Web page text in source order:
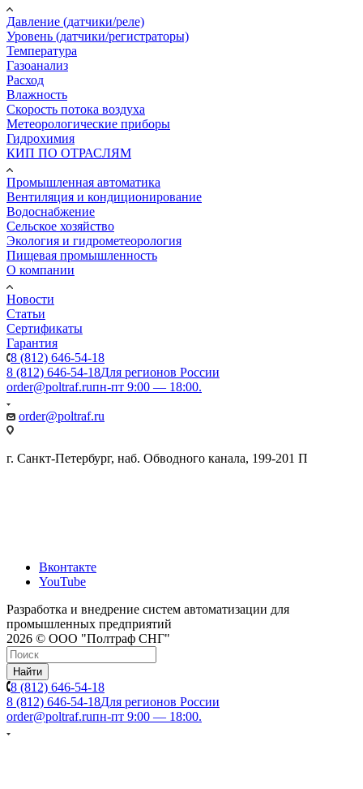
Давление (датчики/реле)
Уровень (датчики/регистраторы)
Температура
Газоанализ
Расход
Влажность
Скорость потока воздуха
Метеорологические приборы
Гидрохимия
КИП ПО ОТРАСЛЯМ
Промышленная автоматика
Вентиляция и кондиционирование
Водоснабжение
Сельское хозяйство
Экология и гидрометеорология
Пищевая промышленность
О компании
Новости
Статьи
Сертификаты
Гарантия
8 (812) 646-54-18
8 (812) 646-54-18Для регионов России
order@poltraf.ruпн-пт 9:00 — 18:00.
order@poltraf.ru
г. Санкт-Петербург, наб. Обводного канала, 199-201 П
Вконтакте
YouTube
Разработка и внедрение систем автоматизации для
промышленных предприятий
2026 © ООО "Полтраф СНГ"
Найти
8 (812) 646-54-18
8 (812) 646-54-18Для регионов России
order@poltraf.ruпн-пт 9:00 — 18:00.